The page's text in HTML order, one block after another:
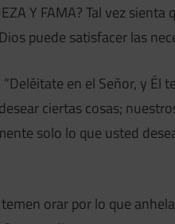
Y FAMA? Tal vez
puede satisfacer las
en el Señor, y Él
ciertas cosas;
solo lo que usted
orar por lo que